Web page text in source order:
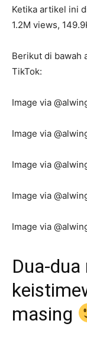
Ketika artikel ini
1.2M views,
Berikut di bawah
TikTok:
Image via
Image via
Image via
Image via
Image via
Dua-
masing